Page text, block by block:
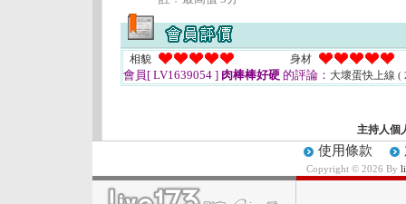
相貌 身材
會員[ LV1639054 ] 肉棒棒好硬 的評論： 大壞蛋快上線 (
主持人個
使用條款
Copyright © 2026 By